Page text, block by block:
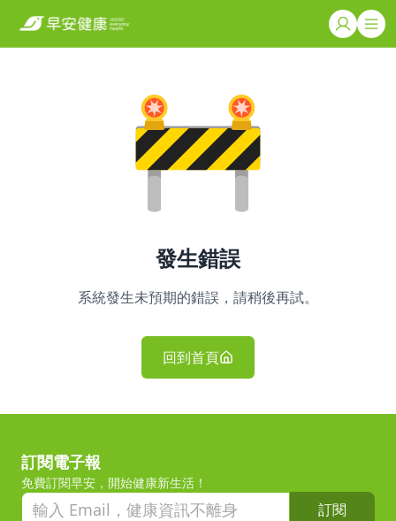
發生錯誤
系統發生未預期的錯誤，請稍後再試。
回到首頁
訂閱電子報
免費訂閱早安，開始健康新生活！
訂閱